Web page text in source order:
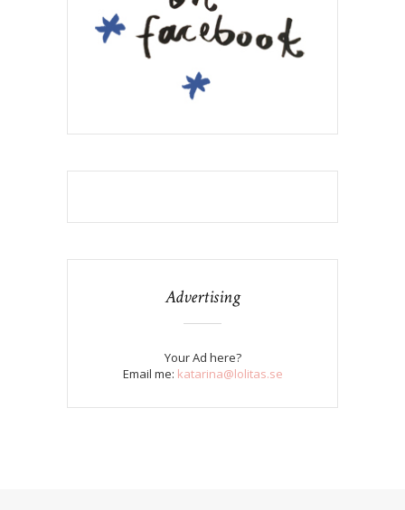
Advertising
Your Ad here?
Email me: katarina@lolitas.se